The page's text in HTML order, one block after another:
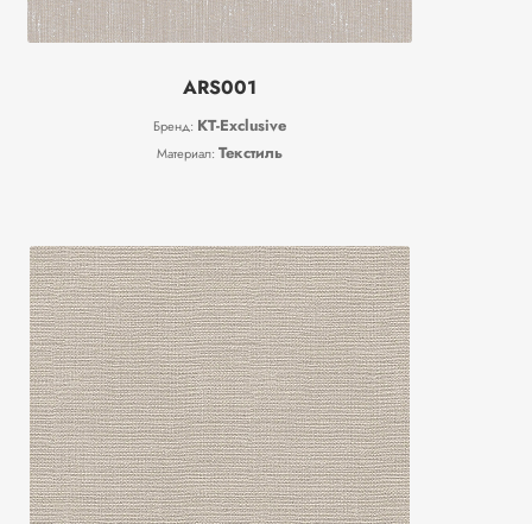
ARS001
Бренд: KT-Exclusive
Материал: Текстиль